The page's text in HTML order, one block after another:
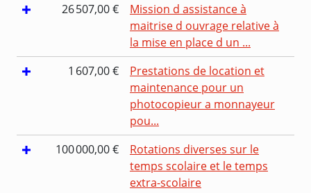
26 507,00 €
Mission d assistance à
maitrise d ouvrage relative à
la mise en place d un ...
1 607,00 €
Prestations de location et
maintenance pour un
photocopieur a monnayeur
pou...
100 000,00 €
Rotations diverses sur le
temps scolaire et le temps
extra-scolaire